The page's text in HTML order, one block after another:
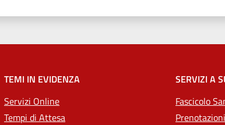
TEMI IN EVIDENZA
Servizi Online
Tempi di Attesa
SERVIZI A
Fascicolo
Prenotazioni